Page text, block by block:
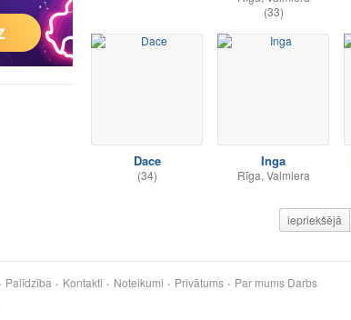
(33)
Dace
(34)
Inga
Rīga, Valmiera
iepriekšējā
Palīdzība Kontakti Noteikumi Privātums Par mums Darbs